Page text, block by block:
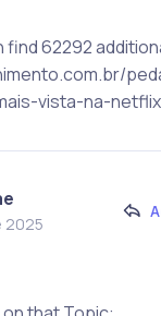
find 62292
vista-na-
2025